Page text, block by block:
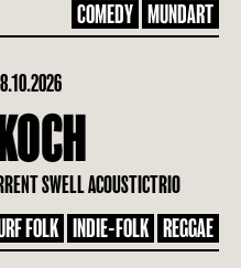
COMEDY MUNDART
SWELL ACOUSTICTRIO
FOLK INDIE-FOLK REGGAE